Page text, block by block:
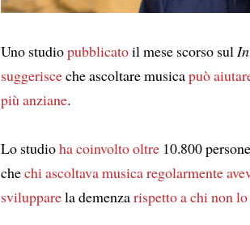
Uno studiopubblicatoil mese scorso sul
suggerisceche ascoltare musicapuò
più anziane.
Lo studioha coinvoltooltre 10.800
chechi ascoltava musica regolarmente
svilupparela demenzarispetto a chi non